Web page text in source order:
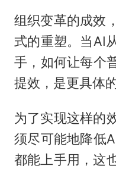
组织变革的成效
式的重塑。当AI
手，如何让每个
提效，是更具体
为了实现这样的
须尽可能地降低
都能上手用，这